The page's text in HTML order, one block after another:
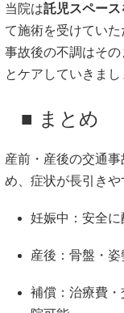
当院は託児スペース
て施術を受けていた
事故後の不調はそ
とケアしていきまし
■ まとめ
産前・産後の交通
め、症状が長引きや
妊娠中：安全
産後：骨盤・
補償：治療費